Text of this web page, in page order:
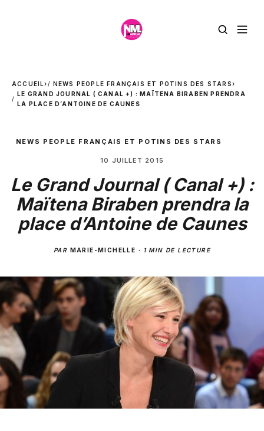
ACCUEIL› NEWS PEOPLE FRANÇAIS ET POTINS DES STARS›
LE GRAND JOURNAL ( CANAL +) : MAÏTENA BIRABEN PRENDRA
LA PLACE D’ANTOINE DE CAUNES
NEWS PEOPLE FRANÇAIS ET POTINS DES STARS
10 JUILLET 2015
Le Grand Journal ( Canal +) :
Maïtena Biraben prendra la
place d’Antoine de Caunes
PAR MARIE-MICHELLE · 1 MIN DE LECTURE